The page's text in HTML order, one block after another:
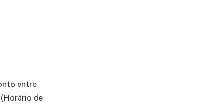
entre
de